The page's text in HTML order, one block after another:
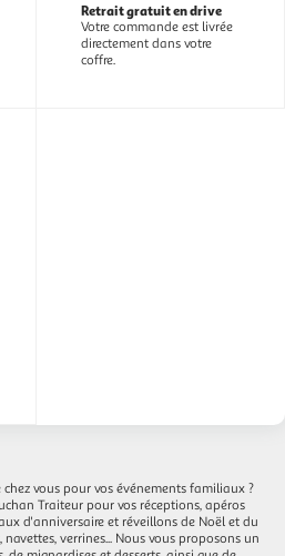
Retrait gratuit en drive
Votre commande est livrée
directement dans votre
coffre.
vous pour vos événements familiaux ?
Traiteur pour vos réceptions, apéros
d'anniversaire et réveillons de Noël et du
verrines... Nous vous proposons un